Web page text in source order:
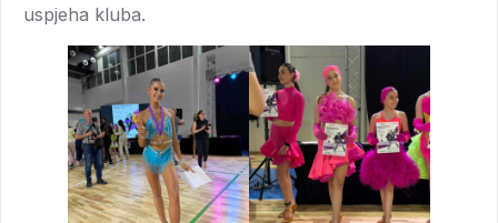
uspjeha kluba.